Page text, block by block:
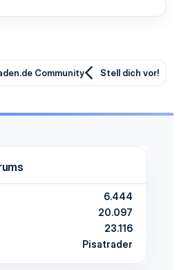
Community Stell dich vor!
6.444
20.097
23.116
Pisatrader